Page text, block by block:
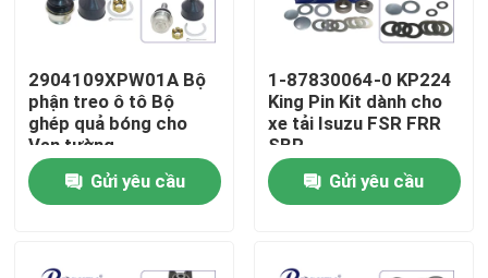
Nhà
Sản phẩm
Video
2904109XPW01A Bộ
phận treo ô tô Bộ
ghép quả bóng cho
Vạn tường
Gửi yêu cầu
1-87830064-0 KP224
King Pin Kit dành cho
xe tải Isuzu FSR FRR
SBR
Gửi yêu cầu